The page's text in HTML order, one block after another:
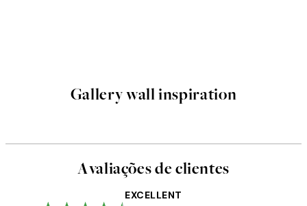
Gallery wall inspiration
Avaliações de clientes
EXCELLENT